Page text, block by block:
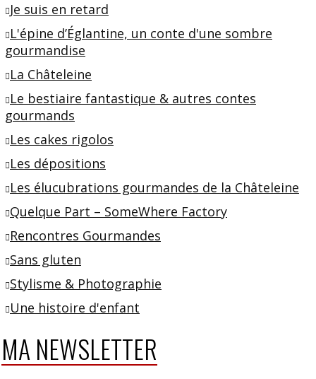
Je suis en retard
L'épine d’Églantine, un conte d'une sombre
gourmandise
La Châteleine
Le bestiaire fantastique & autres contes
gourmands
Les cakes rigolos
Les dépositions
Les élucubrations gourmandes de la Châteleine
Quelque Part – SomeWhere Factory
Rencontres Gourmandes
Sans gluten
Stylisme & Photographie
Une histoire d'enfant
MA NEWSLETTER